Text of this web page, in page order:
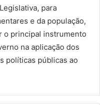
para
e da população,
o principal instrumento
na aplicação dos
políticas públicas ao